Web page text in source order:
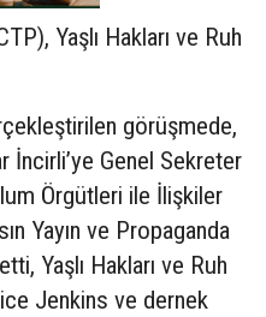
Yaşlı Hakları ve Ruh
görüşmede,
İncirli’ye Genel Sekreter
Örgütleri ile İlişkiler
Yayın ve Propaganda
Yaşlı Hakları ve Ruh
Jenkins ve dernek